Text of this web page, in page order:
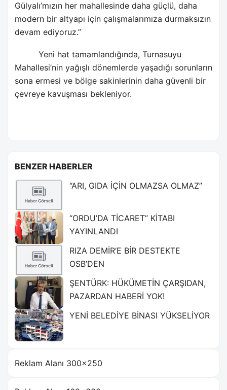
Gülyalı’mızın her mahallesinde daha güçlü, daha
modern bir altyapı için çalışmalarımıza durmaksızın
devam ediyoruz.”
Yeni hat tamamlandığında, Turnasuyu
Mahallesi’nin yağışlı dönemlerde yaşadığı sorunların
sona ermesi ve bölge sakinlerinin daha güvenli bir
çevreye kavuşması bekleniyor.
BENZER HABERLER
“ARI, GIDA İÇİN OLMAZSA OLMAZ”
“ORDU’DA TİCARET” KİTABI
YAYINLANDI
RIZA DEMİR’E BİR DESTEKTE
OSB’DEN
ŞENTÜRK: HÜKÜMETİN ÇARŞIDAN,
PAZARDAN HABERİ YOK!
YENİ BELEDİYE BİNASI YÜKSELİYOR
Reklam Alanı 300×250